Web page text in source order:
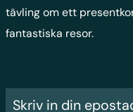
tävling om ett
fantastiska resor.